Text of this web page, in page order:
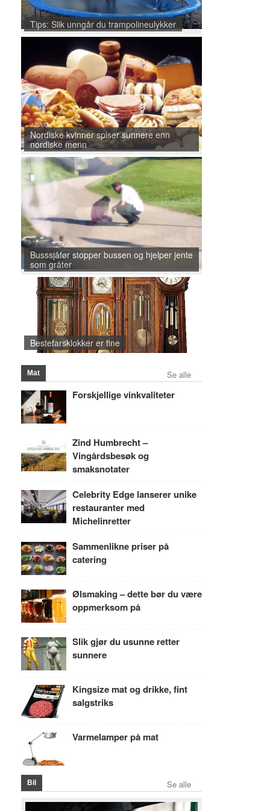
Tips: Slik unngår du trampolineulykker
Nordiske kvinner spiser sunnere enn
nordiske menn
Busssjåfør stopper bussen og hjelper jente
som gråter
Bestefarsklokker er fine
Mat Se alle
Forskjellige vinkvaliteter
Zind Humbrecht –
Vingårdsbesøk og
smaksnotater
Celebrity Edge lanserer unike
restauranter med
Michelinretter
Sammenlikne priser på
catering
Ølsmaking – dette bør du være
oppmerksom på
Slik gjør du usunne retter
sunnere
Kingsize mat og drikke, fint
salgstriks
Varmelamper på mat
Bil Se alle